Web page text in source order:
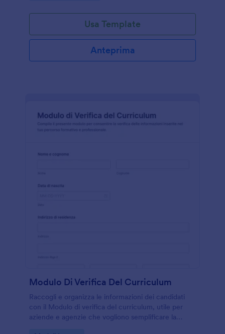
Usa Template
Anteprima
Modulo Di Verifica Del Curriculum
Raccogli e organizza le informazioni dei candidati
con il Modulo di verifica del curriculum, utile per
aziende e agenzie che vogliono semplificare la